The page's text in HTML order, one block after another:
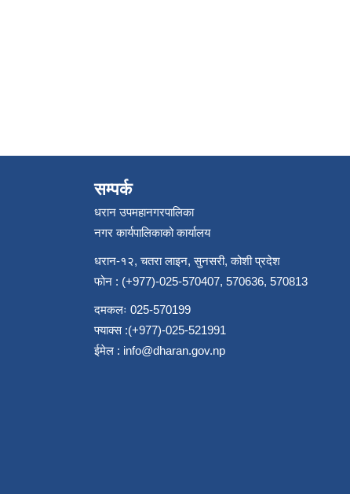
सम्पर्क
धरान उपमहानगरपालिका
नगर कार्यपालिकाको कार्यालय
धरान-१२, चतरा लाइन, सुनसरी, कोशी प्रदेश
फोन : (+977)-025-570407, 570636, 570813
दमकलः 025-570199
फ्याक्स :(+977)-025-521991
ईमेल : info@dharan.gov.np